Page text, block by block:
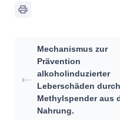
Mechanismus zur
Prävention
alkoholinduzierter
Leberschäden durch
Methylspender aus
Nahrung.